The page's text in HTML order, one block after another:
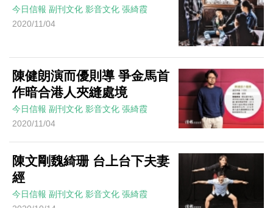
今日信報 副刊文化 影音文化 張綺霞
2020/11/04
陳健朗演而優則導 爭金馬首
作暗合港人夾縫處境
今日信報 副刊文化 影音文化 張綺霞
2020/11/04
陳文剛魏綺珊 台上台下夫妻
經
今日信報 副刊文化 影音文化 張綺霞